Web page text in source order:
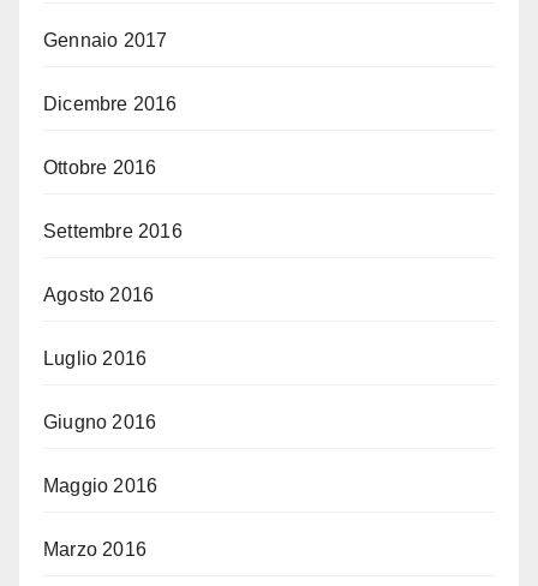
Gennaio 2017
Dicembre 2016
Ottobre 2016
Settembre 2016
Agosto 2016
Luglio 2016
Giugno 2016
Maggio 2016
Marzo 2016